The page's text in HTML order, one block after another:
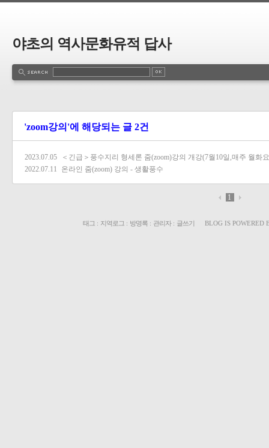
야초의 역사문화유적 답사
'zoom강의'에 해당되는 글 2건
2023.07.05
＜긴급＞풍수지리 형세론 줌(zoom)강의 개강(7월10일,매주 월화
2022.07.11
온라인 줌(zoom) 강의 - 생활풍수
1
태그 : 지역로그 : 방명록 : 관리자: 글쓰기 BLOG IS POWERED